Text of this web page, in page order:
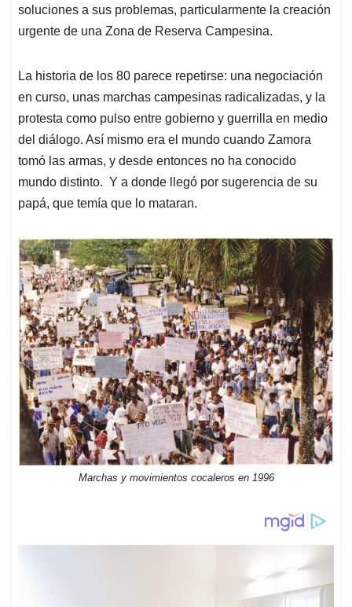
soluciones a sus problemas, particularmente la creación
urgente de una Zona de Reserva Campesina.
La historia de los 80 parece repetirse: una negociación
en curso, unas marchas campesinas radicalizadas, y la
protesta como pulso entre gobierno y guerrilla en medio
del diálogo. Así mismo era el mundo cuando Zamora
tomó las armas, y desde entonces no ha conocido
mundo distinto. Y a donde llegó por sugerencia de su
papá, que temía que lo mataran.
Marchas y movimientos cocaleros en 1996